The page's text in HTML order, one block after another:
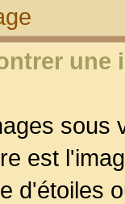
une
sous
est
d'étoiles